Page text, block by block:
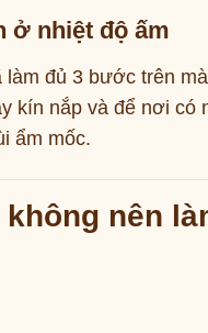
ở nhiệt độ ấm
đủ 3 bước trên
kín nắp và để nơi có
ẩm mốc.
nên